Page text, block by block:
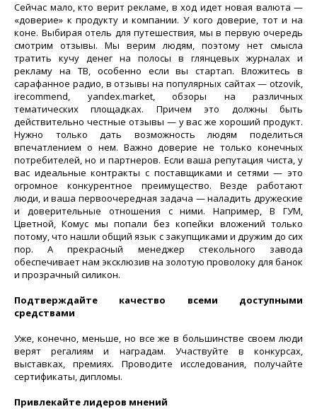
Сейчас мало, кто верит рекламе, в ход идет новая валюта —
«доверие» к продукту и компании. У кого доверие, тот и на
коне. Выбирая отель для путешествия, мы в первую очередь
смотрим отзывы. Мы верим людям, поэтому нет смысла
тратить кучу денег на полосы в глянцевых журналах и
рекламу на ТВ, особенно если вы стартап. Вложитесь в
сарафанное радио, в отзывы на популярных сайтах — otzovik,
irecommend, yandex.market, обзоры на различных
тематических площадках. Причем это должны быть
действительно честные отзывы — у вас же хороший продукт.
Нужно только дать возможность людям поделиться
впечатлением о нем. Важно доверие не только конечных
потребителей, но и партнеров. Если ваша репутация чиста, у
вас идеальные контракты с поставщиками и сетями — это
огромное конкурентное преимущество. Везде работают
люди, и ваша первоочередная задача — наладить дружеские
и доверительные отношения с ними. Например, В ГУМ,
Цветной, Комус мы попали без копейки вложений только
потому, что нашли общий язык с закупщиками и дружим до сих
пор. А прекрасный менеджер стекольного завода
обеспечивает нам эксклюзив на золотую проволоку для банок
и прозрачный силикон.
Подтверждайте качество всеми доступными
средствами
Уже, конечно, меньше, но все же в большинстве своем люди
верят регалиям и наградам. Участвуйте в конкурсах,
выставках, премиях. Проводите исследования, получайте
сертификаты, дипломы.
Привлекайте лидеров мнений